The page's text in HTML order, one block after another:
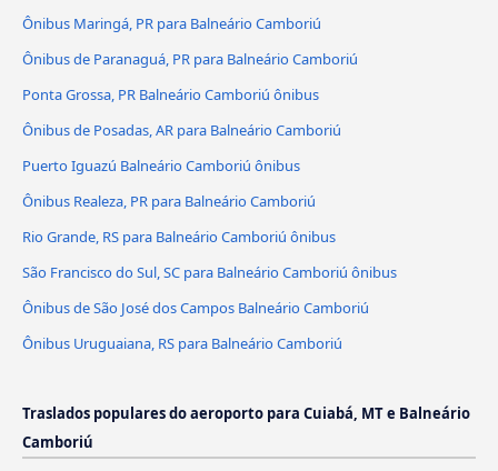
Ônibus Maringá, PR para Balneário Camboriú
Ônibus de Paranaguá, PR para Balneário Camboriú
Ponta Grossa, PR Balneário Camboriú ônibus
Ônibus de Posadas, AR para Balneário Camboriú
Puerto Iguazú Balneário Camboriú ônibus
Ônibus Realeza, PR para Balneário Camboriú
Rio Grande, RS para Balneário Camboriú ônibus
São Francisco do Sul, SC para Balneário Camboriú ônibus
Ônibus de São José dos Campos Balneário Camboriú
Ônibus Uruguaiana, RS para Balneário Camboriú
Traslados populares do aeroporto para Cuiabá, MT e Balneário
Camboriú